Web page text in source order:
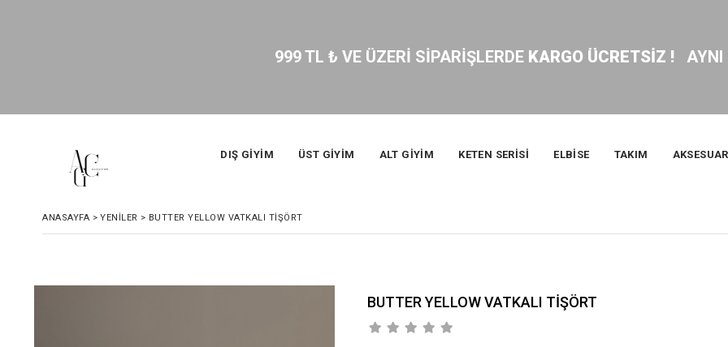
999 TL ₺ VE ÜZERİ SİPARİŞLERDE KARGO ÜCRETSİZ !
AYNI GÜN
DIŞ GİYİM ÜST GİYİM ALT GİYİM KETEN SERİSİ ELBİSE TAKIM AKSESUAR
ANASAYFA > YENİLER > BUTTER YELLOW VATKALI TİŞÖRT
BUTTER YELLOW VATKALI TİŞÖRT